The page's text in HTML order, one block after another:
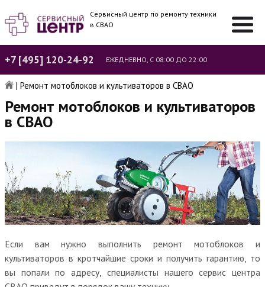
Сервисный центр по ремонту техники
в СВАО
+7 [495] 120-24-92 ЕЖЕДНЕВНО, С 08:00 ДО 22:00
| Ремонт мотоблоков и культиваторов в СВАО
Ремонт мотоблоков и культиваторов
в СВАО
Если вам нужно выполнить ремонт мотоблоков и
культиваторов в кротчайшие сроки и получить гарантию, то
вы попали по адресу, специалисты нашего сервис центра